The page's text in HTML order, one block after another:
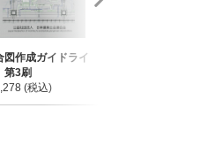
図作成ガイドライ
3刷
(税込)